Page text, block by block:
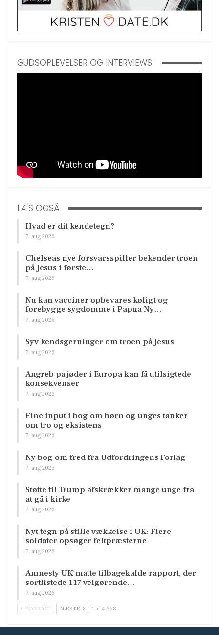
GUDSOPLEVELSER OG INTERVIEWS:
LÆS OGSÅ
Hvad er dit kendetegn?
7. aug 2026
Chelseas nye forsvarsspiller bekender troen
på Jesus i første…
7. aug 2026
Nu kan vacciner opbevares køligt og
forebygge sygdomme i Papua Ny…
7. aug 2026
Syv kendsgerninger om troen på Jesus
7. aug 2026
Angreb på jøder i Europa kan få utilsigtede
konsekvenser
7. aug 2026
Fine input i bog om børn og unges tanker
om tro og eksistens
7. aug 2026
Ny bog om fred fra Udfordringens Forlag
7. aug 2026
Støtte til Trump afskrækker mange unge fra
at gå i kirke
7. aug 2026
Nyt tegn på stille vækkelse i UK: Flere
soldater opsøger feltpræsterne
7. aug 2026
Amnesty UK måtte tilbagekalde rapport, der
sortlistede 117 velgørende…
7. aug 2026
FORRIGE NÆSTE 1 af 4.668